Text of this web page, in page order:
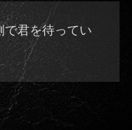
で君を待ってい